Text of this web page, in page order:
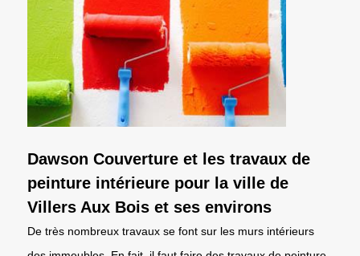
Dawson Couverture et les travaux de
peinture intérieure pour la ville de
Villers Aux Bois et ses environs
De très nombreux travaux se font sur les murs intérieurs